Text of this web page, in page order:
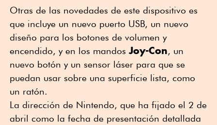
Otras de las novedades de este dispositivo es
que incluye un nuevo puerto USB, un nuevo
diseño para los botones de volumen y
encendido, y en los mandos Joy-Con, un
nuevo botón y un sensor láser para que se
puedan usar sobre una superficie lista, como
un ratón.
La dirección de Nintendo, que ha fijado el 2 de
abril como la fecha de presentación detallada